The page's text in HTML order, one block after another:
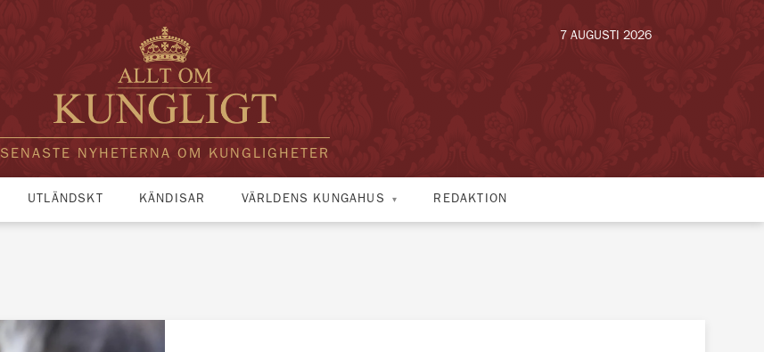
SENASTE NYHETERNA OM KUNGLIGHETER
7 AUGUSTI 2026
UTLÄNDSKT KÄNDISAR VÄRLDENS KUNGAHUS REDAKTION